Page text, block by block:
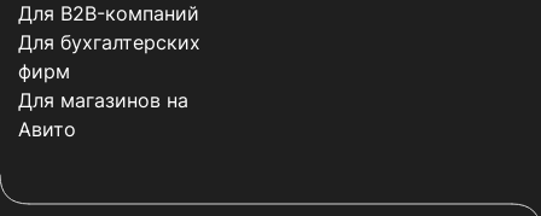
Для B2B-компаний
Для бухгалтерских
фирм
Для магазинов на
Авито